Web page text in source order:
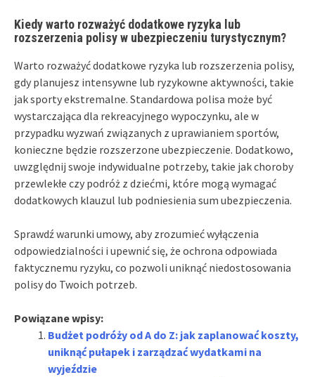
Kiedy warto rozważyć dodatkowe ryzyka lub
rozszerzenia polisy w ubezpieczeniu turystycznym?
Warto rozważyć dodatkowe ryzyka lub rozszerzenia polisy,
gdy planujesz intensywne lub ryzykowne aktywności, takie
jak sporty ekstremalne. Standardowa polisa może być
wystarczająca dla rekreacyjnego wypoczynku, ale w
przypadku wyzwań związanych z uprawianiem sportów,
konieczne będzie rozszerzone ubezpieczenie. Dodatkowo,
uwzględnij swoje indywidualne potrzeby, takie jak choroby
przewlekłe czy podróż z dziećmi, które mogą wymagać
dodatkowych klauzul lub podniesienia sum ubezpieczenia.
Sprawdź warunki umowy, aby zrozumieć wyłączenia
odpowiedzialności i upewnić się, że ochrona odpowiada
faktycznemu ryzyku, co pozwoli uniknąć niedostosowania
polisy do Twoich potrzeb.
Powiązane wpisy:
Budżet podróży od A do Z: jak zaplanować koszty,
uniknąć pułapek i zarządzać wydatkami na
wyjeździe